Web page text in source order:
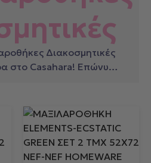
Διακοσμητικές
στο Casahara! Επώνυμα